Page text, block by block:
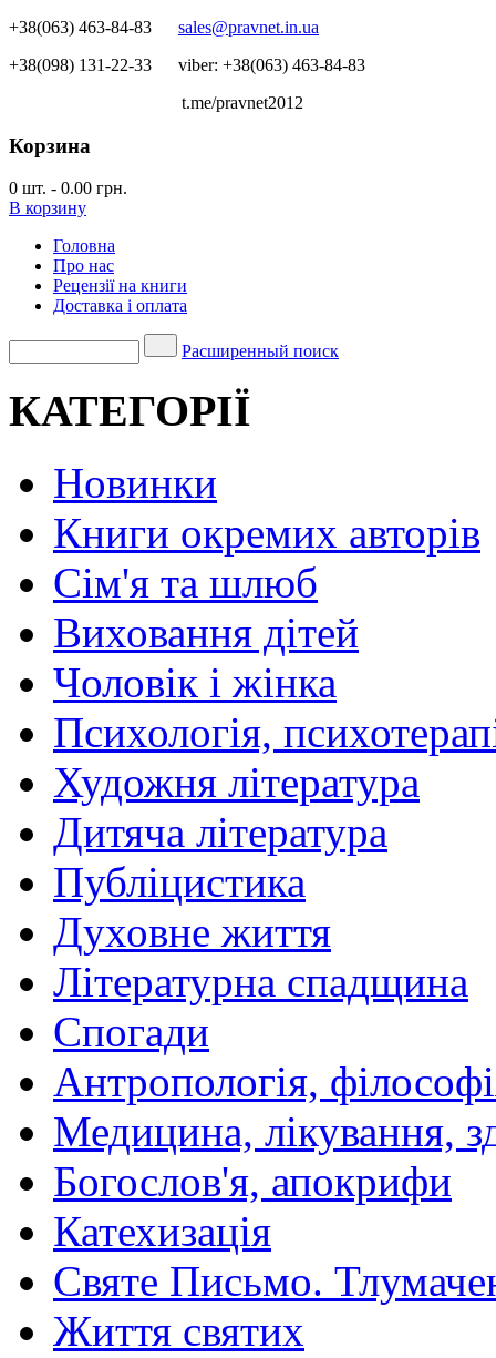
+38(063) 463-84-83 sales@pravnet.in.ua
+38(098) 131-22-33 viber: +38(063) 463-84-83
t.me/pravnet2012
Корзина
0 шт. - 0.00 грн.
В корзину
Головна
Про нас
Рецензії на книги
Доставка і оплата
Расширенный поиск
КАТЕГОРІЇ
Новинки
Книги окремих авторів
Сім'я та шлюб
Виховання дітей
Чоловік і жінка
Психологія,
Художня література
Дитяча література
Публіцистика
Духовне життя
Літературна спадщина
Спогади
Антропологія,
Медицина, лікування,
Богослов'я, апокрифи
Катехизація
Святе Письмо.
Життя святих